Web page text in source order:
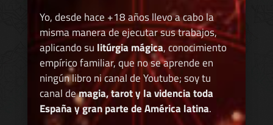
Yo, desde hace +18 años llevo a cabo la
misma manera de ejecutar sus trabajos,
aplicando su litúrgia mágica, conocimiento
empírico familiar, que no se aprende en
ningún libro ni canal de Youtube; soy tu
canal demagia, tarot y la videncia toda
España y gran parte de América latina.